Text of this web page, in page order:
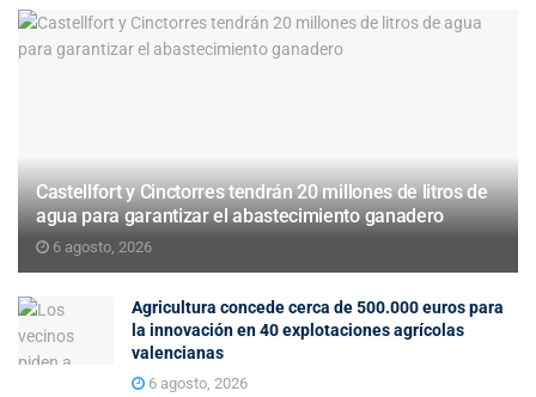
Castellfort y Cinctorres tendrán 20 millones de litros de
agua para garantizar el abastecimiento ganadero
6 agosto, 2026
Agricultura concede cerca de 500.000 euros para
la innovación en 40 explotaciones agrícolas
valencianas
6 agosto, 2026